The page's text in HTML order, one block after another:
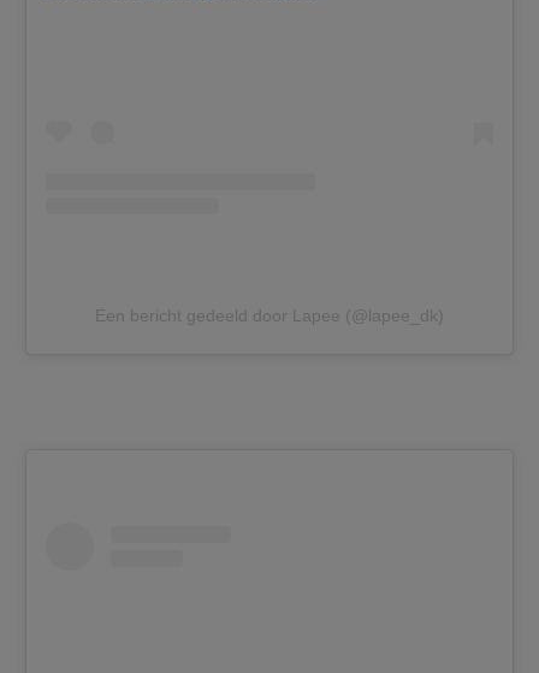
Een bericht gedeeld door Lapee (@lapee_dk)